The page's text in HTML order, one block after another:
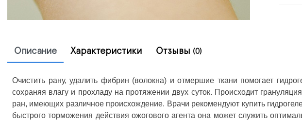
Описание Характеристики Отзывы (0)
Очистить рану, удалить фибрин (волокна) и отмершие ткани помогает
сохраняя влагу и прохладу на протяжении двух суток. Происходит
ран, имеющих различное происхождение. Врачи рекомендуют купить
быстрого торможения действия ожогового агента она может служить